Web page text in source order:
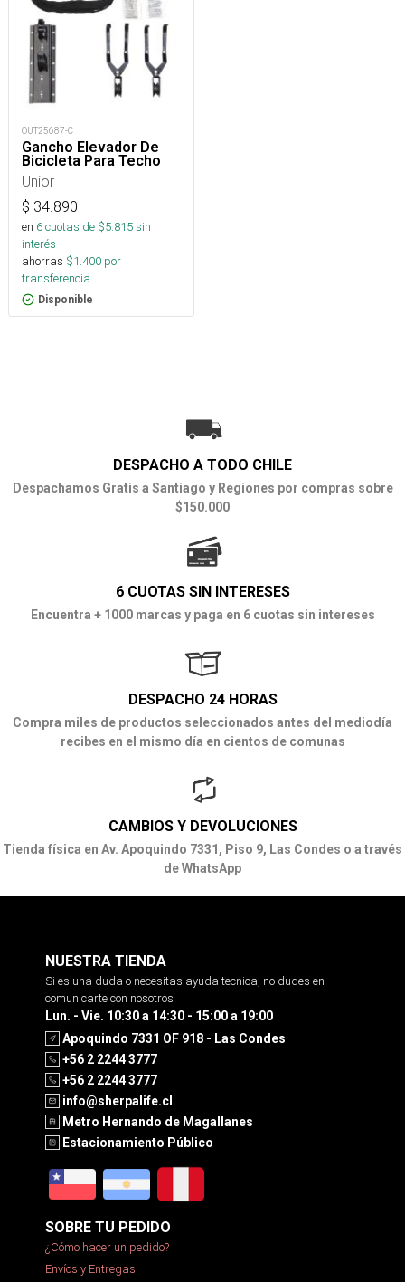
OUT25687-C
Gancho Elevador De
Bicicleta Para Techo
Unior
$ 34.890
en 6cuotas de $5.815sin
interés
ahorras $1.400 por
transferencia.
Disponible
DESPACHO A TODO CHILE
Despachamos Gratis a Santiago y Regiones por compras sobre
$150.000
6 CUOTAS SIN INTERESES
Encuentra + 1000 marcas y paga en 6 cuotas sin intereses
DESPACHO 24 HORAS
Compra miles de productos seleccionados antes del mediodía
recibes en el mismo día en cientos de comunas
CAMBIOS Y DEVOLUCIONES
Tienda física en Av. Apoquindo 7331, Piso 9, Las Condes o a través
de WhatsApp
NUESTRA TIENDA
Si es una duda o necesitas ayuda tecnica, no dudes en
comunicarte con nosotros
Lun. - Vie. 10:30 a 14:30 - 15:00 a 19:00
Apoquindo 7331 OF 918 - Las Condes
+56 2 2244 3777
+56 2 2244 3777
info@sherpalife.cl
Metro Hernando de Magallanes
Estacionamiento Público
SOBRE TU PEDIDO
¿Cómo hacer un pedido?
Envíos y Entregas